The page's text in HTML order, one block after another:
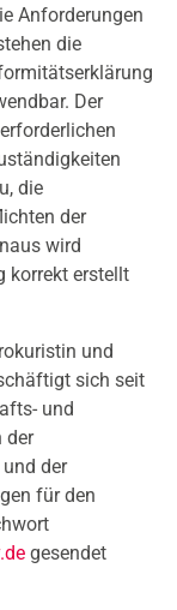
Anforderungen
die
Der
die
der
wird
korrekt erstellt
und
sich seit
und
der
der
für den
gesendet